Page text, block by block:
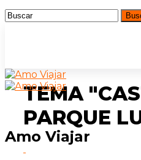
Amo Viajar
TEMA
PARQUE